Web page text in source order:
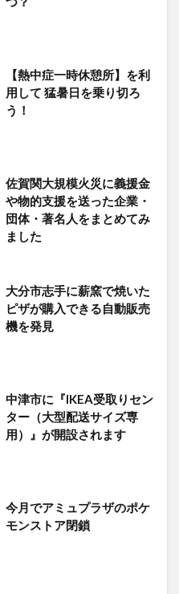
【熱中症一時休憩所】を利
用して 猛暑日を乗り切ろ
う！
佐賀関大規模火災に義援金
や物的支援を送った企業・
団体・著名人をまとめてみ
ました
大分市志手に薪窯で焼いた
ピザが購入できる自動販売
機を発見
中津市に『IKEA受取りセン
ター（大型配送サイズ専
用）』が開設されます
今月でアミュプラザのポケ
モンストア閉鎖